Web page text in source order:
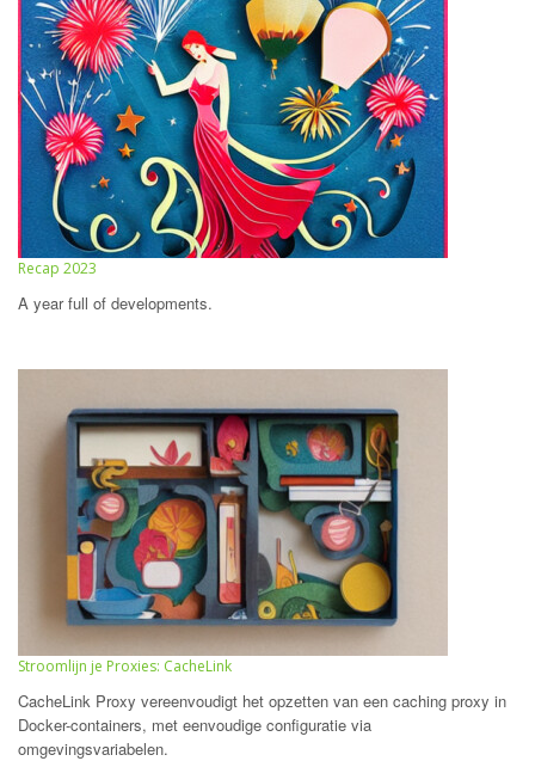
Recap 2023
A year full of developments.
Stroomlijn je Proxies: CacheLink
CacheLink Proxy vereenvoudigt het opzetten van een caching proxy in
Docker-containers, met eenvoudige configuratie via
omgevingsvariabelen.